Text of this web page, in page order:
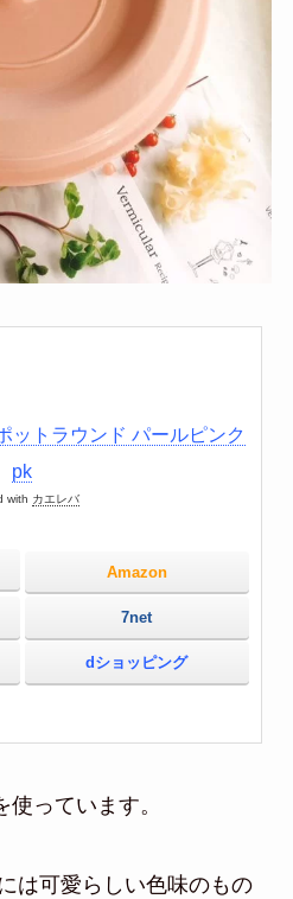
ットラウンド パールピンク
pk
with カエレバ
Amazon
7net
dショッピング
っています。
は可愛らしい色味のもの